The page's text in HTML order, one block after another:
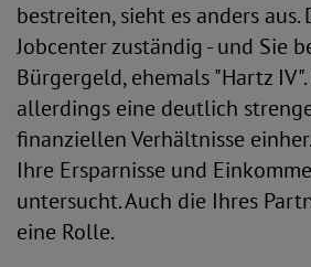
bestreiten, sieht es anders aus.
Jobcenter zuständig - und Sie
Bürgergeld, ehemals "Hartz
allerdings eine deutlich
finanziellen Verhältnisse
Ihre Ersparnisse und
untersucht. Auch die Ihres
eine Rolle.